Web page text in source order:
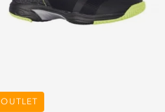
OUTLET